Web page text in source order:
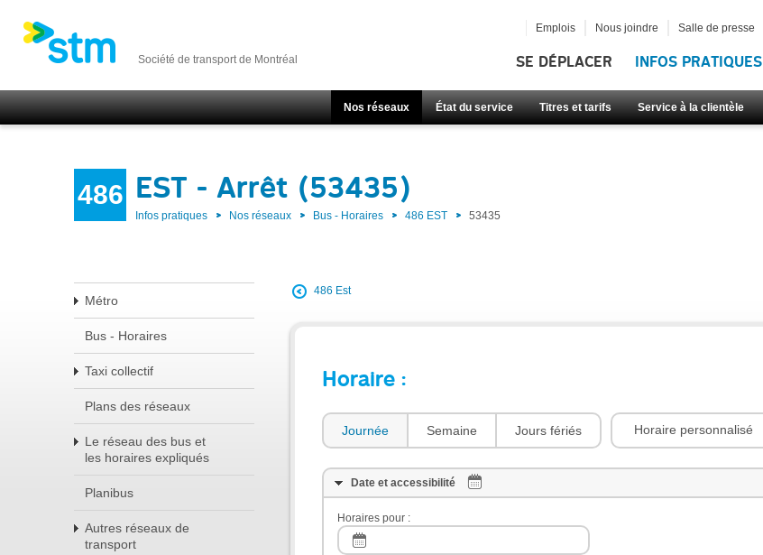
Société de transport de Montréal SE DÉPLACER INFOS PRATIQUES
Nos réseaux État du service Titres et tarifs Service à la clientèle
Emplois Nous joindre Salle de presse
486 EST - Arrêt (53435)
Infos pratiques Nos réseaux Bus - Horaires 486 EST 53435
Métro
Bus - Horaires
Taxi collectif
Plans des réseaux
Le réseau des bus et
les horaires expliqués
Planibus
Autres réseaux de
transport
486 Est
Horaire :
Journée Semaine Jours fériés Horaire personnalisé
Date et accessibilité
Horaires pour :